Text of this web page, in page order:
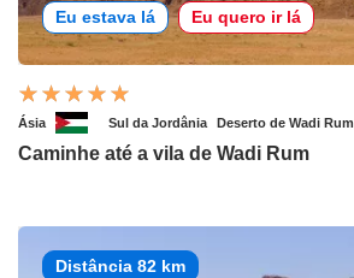
Eu estava lá Eu quero ir lá
Ásia Sul da Jordânia Deserto de Wadi Rum
Caminhe até a vila de Wadi Rum
Distância 82 km